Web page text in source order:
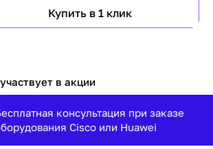
Купить в 1 клик
в акции
консультация при заказе
Cisco или Huawei